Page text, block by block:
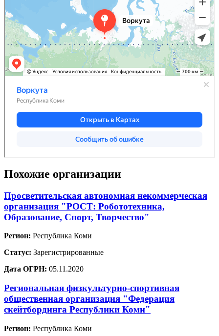
Похожие организации
Просветительская автономная некоммерческая
организация "РОСТ: Робототехника,
Образование, Спорт, Творчество"
Регион: Республика Коми
Статус: Зарегистрированные
Дата ОГРН: 05.11.2020
Региональная физкультурно-спортивная
общественная организация "Федерация
скейтбординга Республики Коми"
Регион: Республика Коми